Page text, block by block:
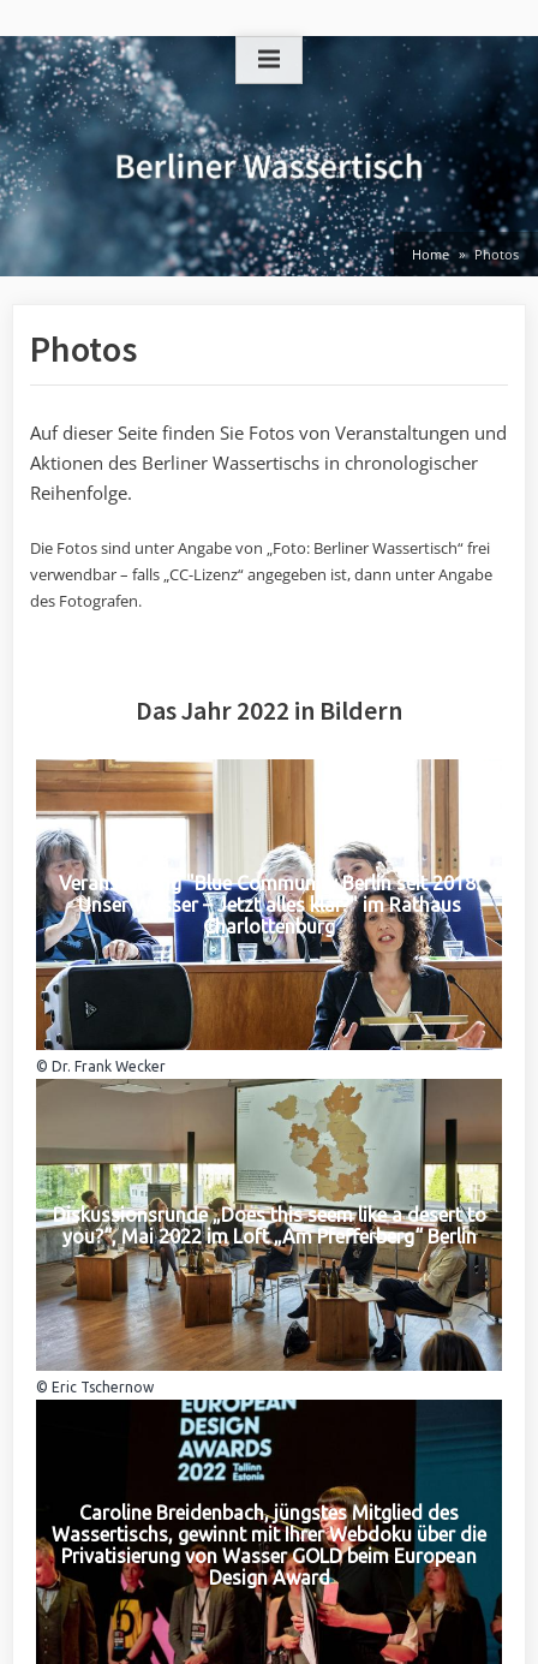
to
content
Home Photos
Photos
Auf dieser Seite finden Sie Fotos von Veranstaltungen und
Aktionen des Berliner Wassertischs in chronologischer
Reihenfolge.
Die Fotos sind unter Angabe von „Foto: Berliner Wassertisch“ frei
verwendbar – falls „CC-Lizenz“ angegeben ist, dann unter Angabe
des Fotografen.
Das Jahr 2022 in Bildern
Veranstaltung "Blue Community Berlin seit 2018:
Unser Wasser – Jetzt alles klar?" im Rathaus
Charlottenburg
© Dr. Frank Wecker
Diskussionsrunde „Does this seem like a desert to
you?“, Mai 2022 im Loft „Am Pfefferberg“ Berlin
© Eric Tschernow
Caroline Breidenbach, jüngstes Mitglied des
Wassertischs, gewinnt mit Ihrer Webdoku über die
Privatisierung von Wasser GOLD beim European
Design Award